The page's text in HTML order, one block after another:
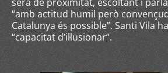
“amb actitud humil però
Catalunya és possible”. Santi Vila
“capacitat d’il·lusionar”.